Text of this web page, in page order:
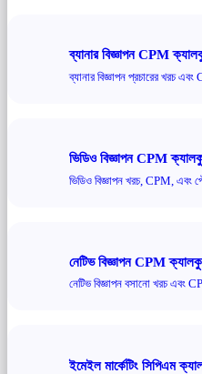
ব্যানার বিজ্ঞাপন CPM
ব্যানার বিজ্ঞাপন প্রচারের খরচ
ভিডিও বিজ্ঞাপন CPM
ভিডিও বিজ্ঞাপন খরচ, CPM, এবং
নেটিভ বিজ্ঞাপন CPM
নেটিভ বিজ্ঞাপন বসানো খরচ এবং
ইমেইল মার্কেটিং সিপিএম